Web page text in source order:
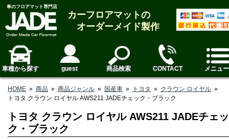
車のフロアマット専門店
カーフロアマットの
オーダーメイド製作
車種から探す guest 商品検索 CONTACT メニュー
HOME » 商品 » 商品ジャンル » 国産車 » トヨタ » クラウン ロイヤル »
トヨタ クラウン ロイヤル AWS211 JADEチェック・ブラック
トヨタ クラウン ロイヤル AWS211 JADEチェッ
ク・ブラック